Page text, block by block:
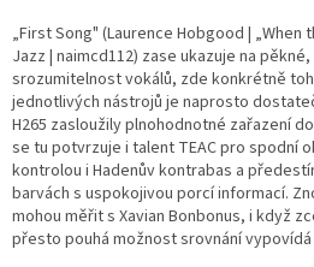
„First Song" (Laurence Hobgood | „When
Jazz | naimcd112) zase ukazuje na
srozumitelnost vokálů, zde konkrétně
jednotlivých nástrojů je naprosto
H265 zasloužily plnohodnotné zařazení
se tu potvrzuje i talent TEAC pro spodní
kontrolou i Hadenův kontrabas a
barvách s uspokojivou porcí informací.
mohou měřit s Xavian Bonbonus, i když
přesto pouhá možnost srovnání vypovídá